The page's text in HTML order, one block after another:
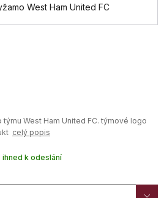
West Ham United FC. týmové logo
celý popis
ihned k odeslání